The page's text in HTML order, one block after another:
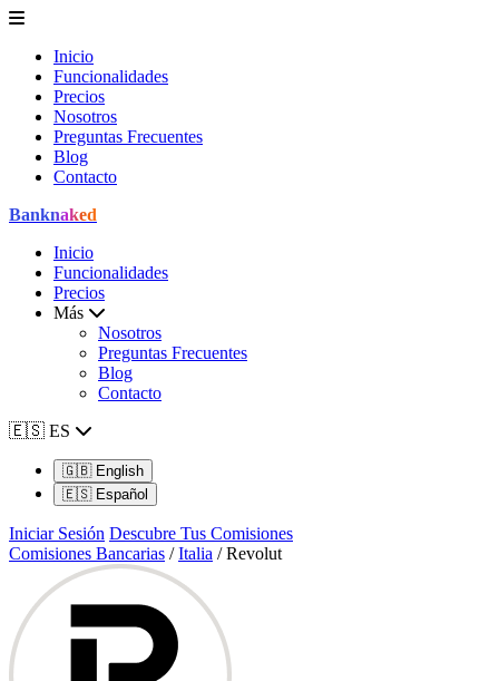
Inicio
Funcionalidades
Precios
Nosotros
Preguntas Frecuentes
Blog
Contacto
Banknaked
Inicio
Funcionalidades
Precios
Más
Nosotros
Preguntas Frecuentes
Blog
Contacto
🇪🇸 ES
🇬🇧English
🇪🇸Español
Iniciar Sesión Descubre Tus Comisiones
Comisiones Bancarias / Italia / Revolut